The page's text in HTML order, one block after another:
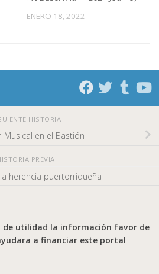
ENERO 18, 2022
HISTORIA
Musical en el Bastión
PREVIA
herencia puertorriqueña
de utilidad la información favor de
a financiar este portal